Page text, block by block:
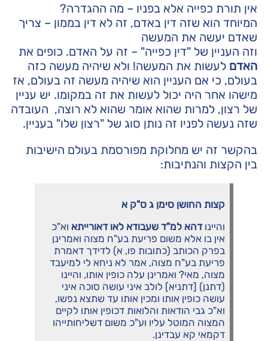
אין תורת כפייה אלא בפניו – מה ההגדרה?
המיוחד הוא שזה דין באדם, זה לא דין בממון – צריך
שאדם יעשה את המעשה
וזה העניין של "דין כפייה" – זה על האדם. כופים את
האדם לעשות את המעשה! ולא שיהיה מעשה כזה
בעולם, כי אם העניין הוא שיהיה מעשה זה בעולם, אז
מישהו אחר היה יכול לעשות את זה במקומו. יש עניין
של רצון, למרות שהוא אומר שהוא לא רוצה, העובדה
שזה נעשה לפניו זה נותן סוג של "רצון שלו" בעניין.
בהקשר זה יש מחלוקת מפורסמת בעולם הישיבות
בין הקצות והנתיבות:
קצות החושן סימן ג ס"ק א
והיינודהא למ"ד שעבודא לאו דאורייתא וא"כ
אין בו אלא משום פריעת בע"ח מצוה ואמרינן
בפרק הכותב (כתובות פו, א) לדידך דאמרת
פריעת בע"ח מצוה, אמר לא ניחא לי למיעבד
מצוה, מאי? ואמרינן עלה כופין אותו, והיינו
(דתנן) [דתניא] לולב איני עושה סוכה איני
עושה כופין אותו ומכין אותו עד שתצא נפשו,
וא"כ גבי הודאות והלואות דכופין אותו לקיים
המצוה המוטל עליו וע"כ משום דשליחותייהו
דקמאי קא עבדינן.